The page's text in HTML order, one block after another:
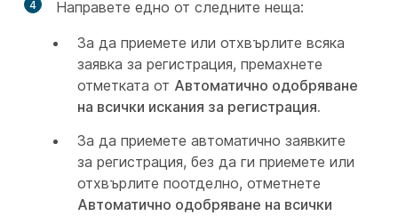
4
Направете едно от следните неща:
За да приемете или отхвърлите всяка
заявка за регистрация, премахнете
отметката от Автоматично одобряване
на всички искания за регистрация.
За да приемете автоматично заявките
за регистрация, без да ги приемете или
отхвърлите поотделно, отметнете
Автоматично одобряване на всички